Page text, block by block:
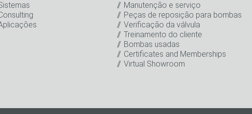
com o processamento dos meus dados para fins de marketing.
bem como outras informações sobre novos produtos,
Manutenção e serviço
Peças de reposição para bombas
Verificação da válvula
Treinamento do cliente
Bombas usadas
Certificates and Memberships
Virtual Showroom